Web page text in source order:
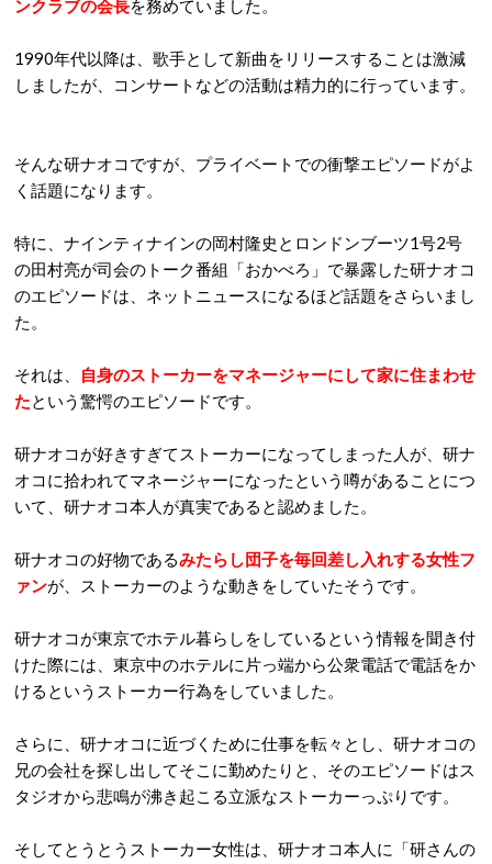
ンクラブの会長を務めていました。
1990年代以降は、歌手として新曲をリリースすることは激減
しましたが、コンサートなどの活動は精力的に行っています。
そんな研ナオコですが、プライベートでの衝撃エピソードがよ
く話題になります。
特に、ナインティナインの岡村隆史とロンドンブーツ1号2号
の田村亮が司会のトーク番組「おかべろ」で暴露した研ナオコ
のエピソードは、ネットニュースになるほど話題をさらいまし
た。
それは、
自身のストーカーをマネージャーにして家に住まわせ
たという驚愕のエピソードです。
研ナオコが好きすぎてストーカーになってしまった人が、研ナ
オコに拾われてマネージャーになったという噂があることにつ
いて、研ナオコ本人が真実であると認めました。
研ナオコの好物であるみたらし団子を毎回差し入れする女性フ
ァンが、ストーカーのような動きをしていたそうです。
研ナオコが東京でホテル暮らしをしているという情報を聞き付
けた際には、東京中のホテルに片っ端から公衆電話で電話をか
けるというストーカー行為をしていました。
さらに、研ナオコに近づくために仕事を転々とし、研ナオコの
兄の会社を探し出してそこに勤めたりと、そのエピソードはス
タジオから悲鳴が沸き起こる立派なストーカーっぷりです。
そしてとうとうストーカー女性は、研ナオコ本人に「研さんの